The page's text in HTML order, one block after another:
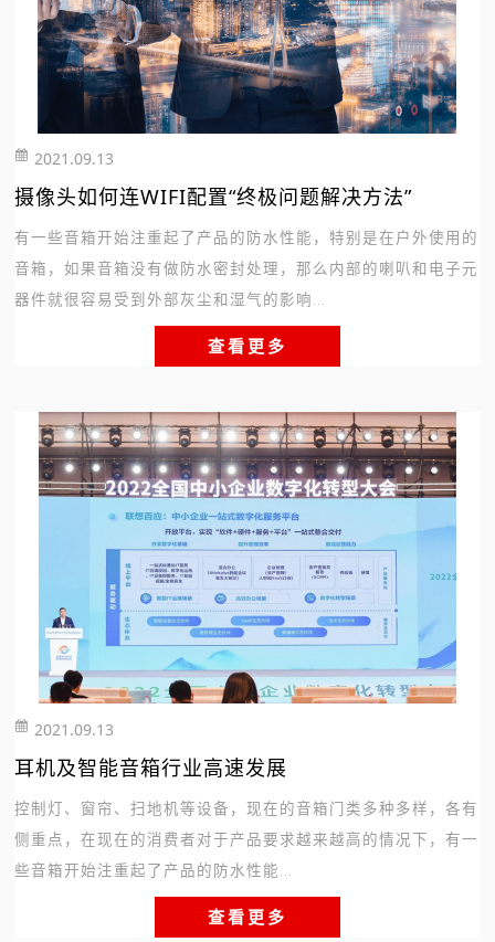
2021.09.13
摄像头如何连WIFI配置“终极问题解决方法”
有一些音箱开始注重起了产品的防水性能，特别是在户外使用的
音箱，如果音箱没有做防水密封处理，那么内部的喇叭和电子元
器件就很容易受到外部灰尘和湿气的影响...
查看更多
2021.09.13
耳机及智能音箱行业高速发展
控制灯、窗帘、扫地机等设备，现在的音箱门类多种多样，各有
侧重点，在现在的消费者对于产品要求越来越高的情况下，有一
些音箱开始注重起了产品的防水性能...
查看更多